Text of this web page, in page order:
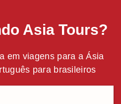
Asia Tours?
em viagens para a Ásia
para brasileiros